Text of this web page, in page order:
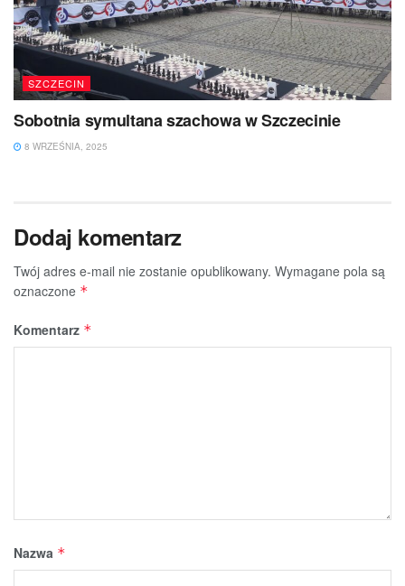
SZCZECIN
Sobotnia symultana szachowa w Szczecinie
8 WRZEŚNIA, 2025
Dodaj komentarz
Twój adres e-mail nie zostanie opublikowany. Wymagane pola są
oznaczone *
Komentarz *
Nazwa *